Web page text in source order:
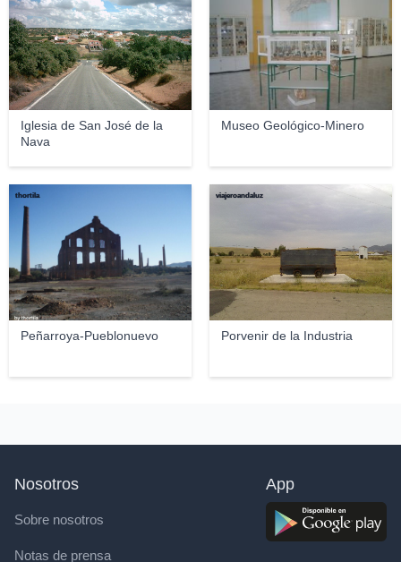
Iglesia de San José de la
Nava
Museo Geológico-Minero
Peñarroya-Pueblonuevo
thortila
Porvenir de la Industria
viajeroandaluz
Nosotros
Sobre nosotros
Notas de prensa
App